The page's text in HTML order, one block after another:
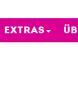
EXTRAS